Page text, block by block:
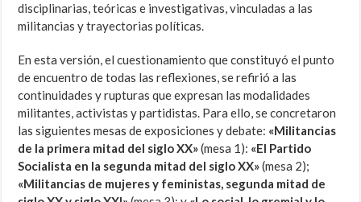
disciplinarias, teóricas e investigativas, vinculadas a las
militancias y trayectorias políticas.
En esta versión, el cuestionamiento que constituyó el punto
de encuentro de todas las reflexiones, se refirió a las
continuidades y rupturas que expresan las modalidades
militantes, activistas y partidistas. Para ello, se concretaron
las siguientes mesas de exposiciones y debate: «Militancias
de la primera mitad del siglo XX»(mesa 1): «El Partido
Socialista en la segunda mitad del siglo XX»(mesa 2);
«Militancias de mujeres y feministas, segunda mitad de